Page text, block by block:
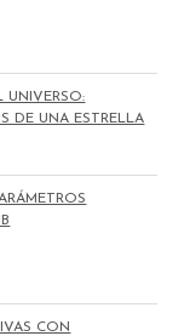
UNIVERSO:
DE UNA ESTRELLA
CON